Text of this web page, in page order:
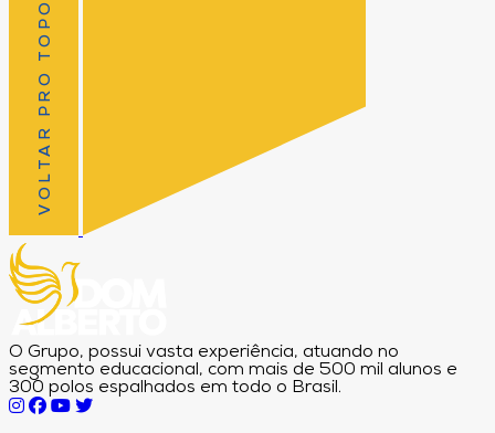
VOLTAR PRO TOPO
O Grupo, possui vasta experiência, atuando no
segmento educacional, com mais de 500 mil alunos e
300 polos espalhados em todo o Brasil.